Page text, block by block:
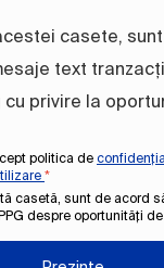
casete,
text
cu privire la
politica de
*
casetă, sunt de acord
despre oportunități de